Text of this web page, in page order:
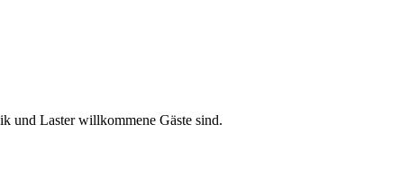
und Laster willkommene Gäste sind.